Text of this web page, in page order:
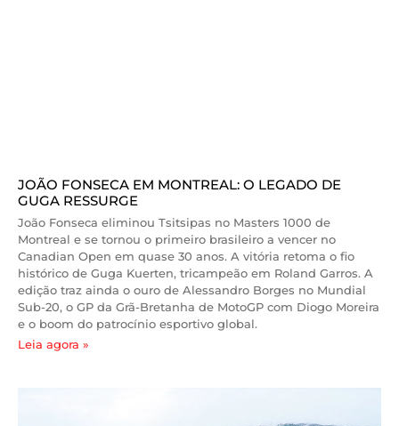
JOÃO FONSECA EM MONTREAL: O LEGADO DE
GUGA RESSURGE
João Fonseca eliminou Tsitsipas no Masters 1000 de
Montreal e se tornou o primeiro brasileiro a vencer no
Canadian Open em quase 30 anos. A vitória retoma o fio
histórico de Guga Kuerten, tricampeão em Roland Garros. A
edição traz ainda o ouro de Alessandro Borges no Mundial
Sub-20, o GP da Grã-Bretanha de MotoGP com Diogo Moreira
e o boom do patrocínio esportivo global.
Leia agora »